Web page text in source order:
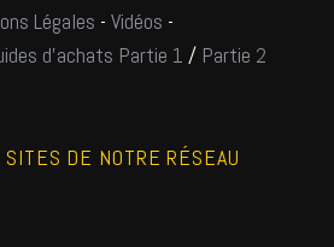
Légales - Vidéos -
d'achats Partie 1 / Partie 2
DE NOTRE RÉSEAU